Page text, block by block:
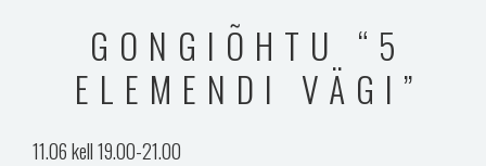
GONGIÕHTU “5
ELEMENDI VÄGI”
11.06 kell 19.00-21.00